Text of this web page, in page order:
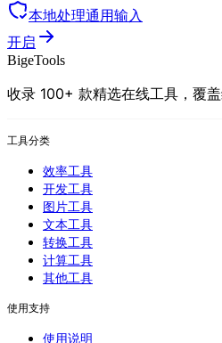
本地处理通用输入
开启
BigeTools
收录 100+ 款精选在线工具，覆
工具分类
效率工具
开发工具
图片工具
文本工具
转换工具
计算工具
其他工具
使用支持
使用说明